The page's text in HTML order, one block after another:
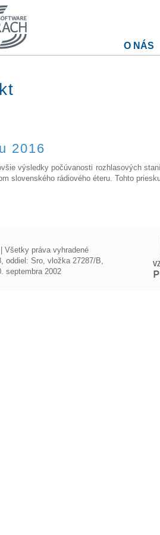
O NÁS
2016
výsledky počúvanosti rozhlasových
slovenského rádiového éteru. Tohto
Všetky práva vyhradené
oddiel: Sro, vložka 27287/B,
septembra 2002